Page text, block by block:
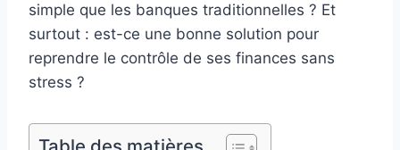
simple que les banques traditionnelles ? Et
surtout : est-ce une bonne solution pour
reprendre le contrôle de ses finances sans
stress ?